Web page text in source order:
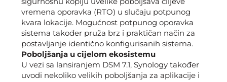
vremena oporavka (RTO) u slučaju potpunog
kvara lokacije. Mogućnost potpunog oporavka
sistema također pruža brz i praktičan način za
postavljanje identično konfigurisanih sistema.
Poboljšanja u cijelom ekosistemu
U vezi sa lansiranjem DSM 7.1, Synology također
uvodi nekoliko velikih poboljšanja za aplikacije i